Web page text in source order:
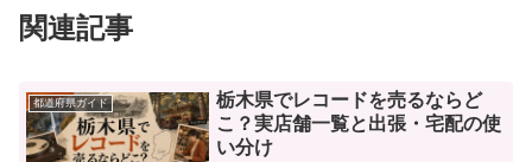
関連記事
都道府県ガイド
栃木県でレコードを売るならど
こ？実店舗一覧と出張・宅配の使
い分け